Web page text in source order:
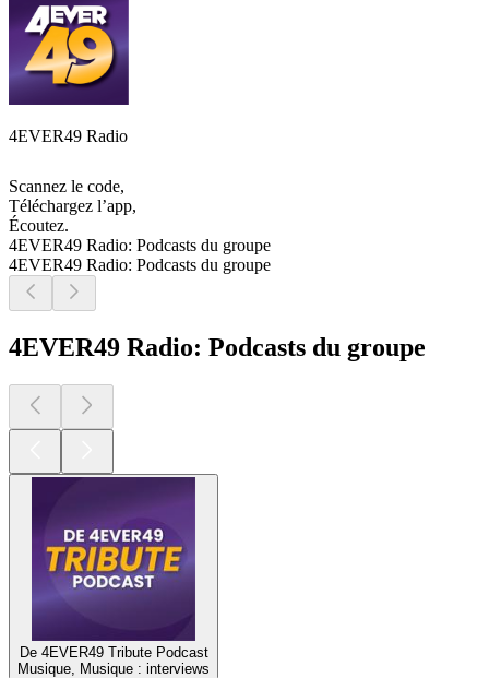
4EVER49 Radio
Scannez le code,
Téléchargez l’app,
Écoutez.
4EVER49 Radio: Podcasts du groupe
4EVER49 Radio: Podcasts du groupe
4EVER49 Radio: Podcasts du groupe
De 4EVER49 Tribute Podcast
Musique, Musique : interviews